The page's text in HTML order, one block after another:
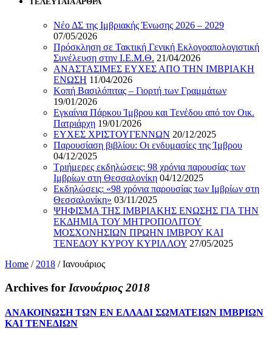
Νέο ΔΣ της Ιμβριακής Ένωσης 2026 – 2029
07/05/2026
Πρόσκληση σε Τακτική Γενική Εκλογοαπολογιστική
Συνέλευση στην Ι.Ε.Μ.Θ. 21/04/2026
ΑΝΑΣΤΑΣΙΜΕΣ ΕΥΧΕΣ ΑΠΟ ΤΗΝ ΙΜΒΡΙΑΚΗ
ΕΝΩΣΗ 11/04/2026
Κοπή Βασιλόπιτας – Γιορτή των Γραμμάτων
19/01/2026
Εγκαίνια Πάρκου Ίμβρου και Τενέδου από τον Οικ.
Πατριάρχη 19/01/2026
ΕΥΧΕΣ ΧΡΙΣΤΟΥΓΕΝΝΩΝ 20/12/2025
Παρουσίαση βιβλίου: Οι ενδυμασίες της Ίμβρου
04/12/2025
Τριήμερες εκδηλώσεις: 98 χρόνια παρουσίας των
Ιμβρίων στη Θεσσαλονίκη 04/12/2025
Εκδηλώσεις: «98 χρόνια παρουσίας των Ιμβρίων στη
Θεσσαλονίκη» 03/11/2025
ΨΗΦΙΣΜΑ ΤΗΣ ΙΜΒΡΙΑΚΗΣ ΕΝΩΣΗΣ ΓΙΑ ΤΗΝ
ΕΚΔΗΜΙΑ ΤΟΥ ΜΗΤΡΟΠΟΛΙΤΟΥ
ΜΟΣΧΟΝΗΣΙΩΝ ΠΡΩΗΝ ΙΜΒΡΟΥ ΚΑΙ
ΤΕΝΕΔΟΥ ΚΥΡΟΥ ΚΥΡΙΛΛΟΥ 27/05/2025
Home / 2018 /Ιανουάριος
Archives for Ιανουάριος 2018
ΑΝΑΚΟΙΝΩΣΗ ΤΩΝ ΕΝ ΕΛΛΑΔΙ ΣΩΜΑΤΕΙΩΝ ΙΜΒΡΙΩΝ
ΚΑΙ ΤΕΝΕΔΙΩΝ